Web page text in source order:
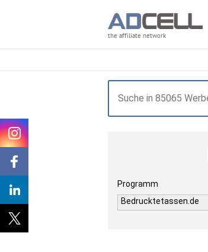
the affiliate network
Programm
Bedrucktetassen.de